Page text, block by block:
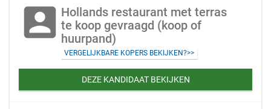
account_box Hollands restaurant met terras
te koop gevraagd (koop of
huurpand)
VERGELIJKBARE KOPERS BEKIJKEN?>>
DEZE KANDIDAAT BEKIJKEN